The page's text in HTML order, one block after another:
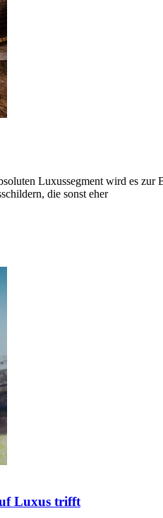
Luxussegment wird es
die sonst eher
Luxus trifft